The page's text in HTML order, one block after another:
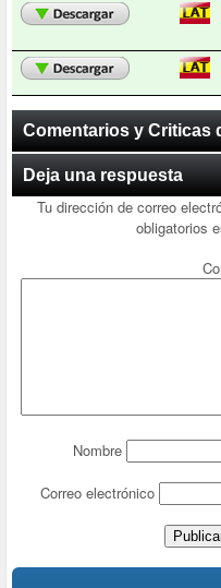
Comentarios y Criticas
Deja una respuesta
Tu dirección de correo
obligatorios
Nombre
Correo electrónico